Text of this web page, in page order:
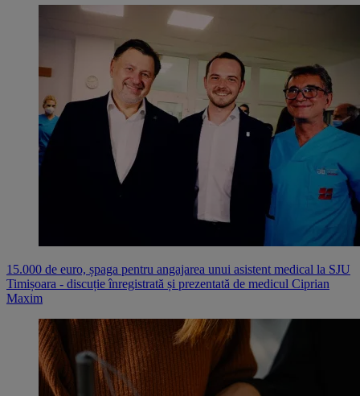
15.000 de euro, șpaga pentru angajarea unui asistent medical la SJU
Timișoara - discuție înregistrată și prezentată de medicul Ciprian
Maxim